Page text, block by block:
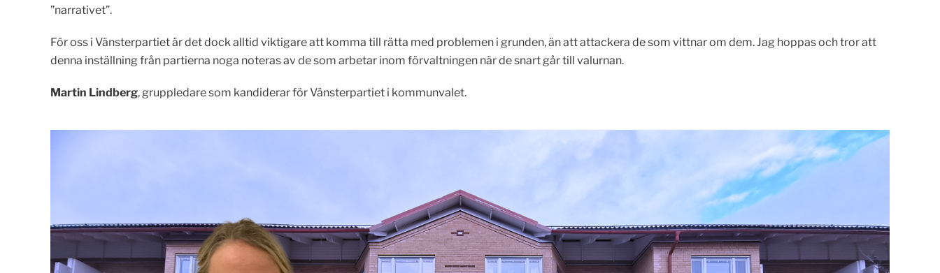
”narrativet”.
För oss i Vänsterpartiet är det dock alltid viktigare att komma till rätta med problemen i grunden, än att attackera de som vittnar om dem. Jag hoppas och tror att
denna inställning från partierna noga noteras av de som arbetar inom förvaltningen när de snart går till valurnan.
Martin Lindberg, gruppledare som kandiderar för Vänsterpartiet i kommunvalet.